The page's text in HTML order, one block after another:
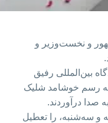
و نخست‌وزیر و
بین‌المللی رفیق
به رسم خوشامد شلیک
صدا درآوردند.
و سه‌شنبه، را تعطیل